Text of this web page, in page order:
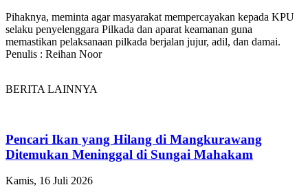
Pihaknya, meminta agar masyarakat mempercayakan kepada KPU
selaku penyelenggara Pilkada dan aparat keamanan guna
memastikan pelaksanaan pilkada berjalan jujur, adil, dan damai.
Penulis : Reihan Noor
BERITA LAINNYA
Pencari Ikan yang Hilang di Mangkurawang
Ditemukan Meninggal di Sungai Mahakam
Kamis, 16 Juli 2026